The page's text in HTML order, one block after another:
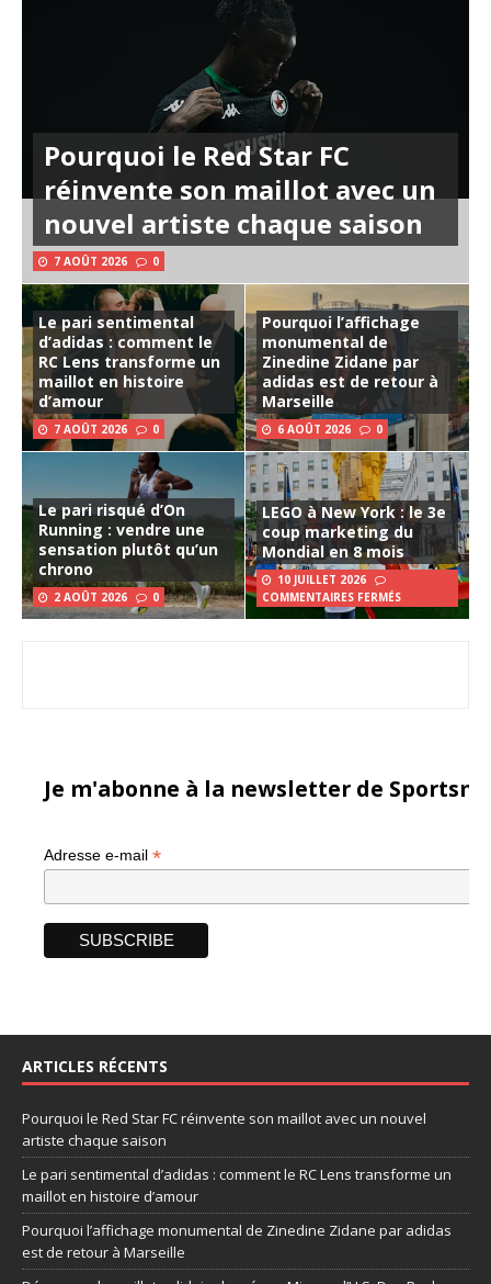
Pourquoi le Red Star FC
réinvente son maillot avec un
nouvel artiste chaque saison
7 AOÛT 2026 0
Le pari sentimental
d’adidas : comment le
RC Lens transforme un
maillot en histoire
d’amour
7 AOÛT 2026 0
Pourquoi l’affichage
monumental de
Zinedine Zidane par
adidas est de retour à
Marseille
6 AOÛT 2026 0
Le pari risqué d’On
Running : vendre une
sensation plutôt qu’un
chrono
2 AOÛT 2026 0
LEGO à New York : le 3e
coup marketing du
Mondial en 8 mois
10 JUILLET 2026
COMMENTAIRES FERMÉS
Je m'abonne à la newsletter de
Adresse e-mail *
ARTICLES RÉCENTS
Pourquoi le Red Star FC réinvente son maillot avec un nouvel
artiste chaque saison
Le pari sentimental d’adidas : comment le RC Lens transforme un
maillot en histoire d’amour
Pourquoi l’affichage monumental de Zinedine Zidane par adidas
est de retour à Marseille